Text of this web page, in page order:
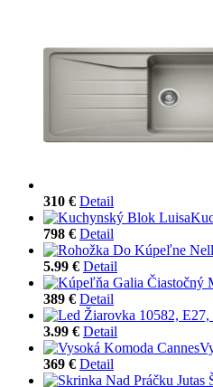
310 € Detail
798 € Detail
5.99 € Detail
389 € Detail
3.99 € Detail
369 € Detail